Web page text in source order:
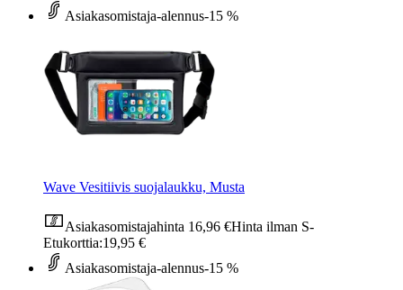
Asiakasomistaja-alennus-15 %
Wave Vesitiivis suojalaukku, Musta
Asiakasomistajahinta 16,96 €Hinta ilman S-
Etukorttia:19,95 €
Asiakasomistaja-alennus-15 %